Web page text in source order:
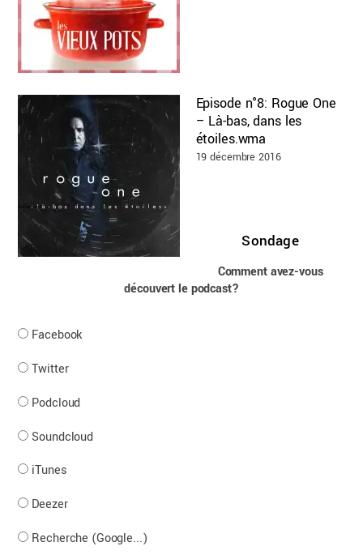
Episode n°8: Rogue One
– Là-bas, dans les
étoiles.wma
19 décembre 2016
Sondage
Comment avez-vous
découvert le podcast?
Facebook
Twitter
Podcloud
Soundcloud
iTunes
Deezer
Recherche (Google...)